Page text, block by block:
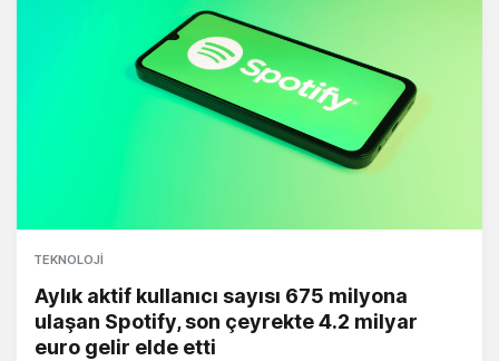
TEKNOLOJI
Aylık aktif kullanıcı sayısı 675 milyona
ulaşan Spotify, son çeyrekte 4.2 milyar
euro gelir elde etti